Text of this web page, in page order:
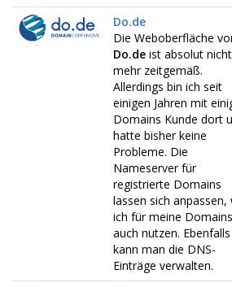
Do.de
Die Weboberfläche
Do.de ist absolut nicht
mehr zeitgemäß.
Allerdings bin ich seit
einigen Jahren mit
Domains Kunde dort
hatte bisher keine
Probleme. Die
Nameserver für
registrierte Domains
lassen sich anpassen,
ich für meine Domains
auch nutzen. Ebenfalls
kann man die DNS-
Einträge verwalten.